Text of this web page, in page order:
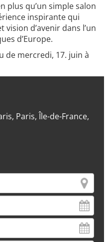
plus qu’un simple salon
inspirante qui
d’avenir dans l’un
d’Europe.
de mercredi, 17. juin à
Paris, Île-de-France,